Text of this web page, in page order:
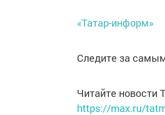
«Татар-информ»
Следите за
Читайте новости
https://max.ru/